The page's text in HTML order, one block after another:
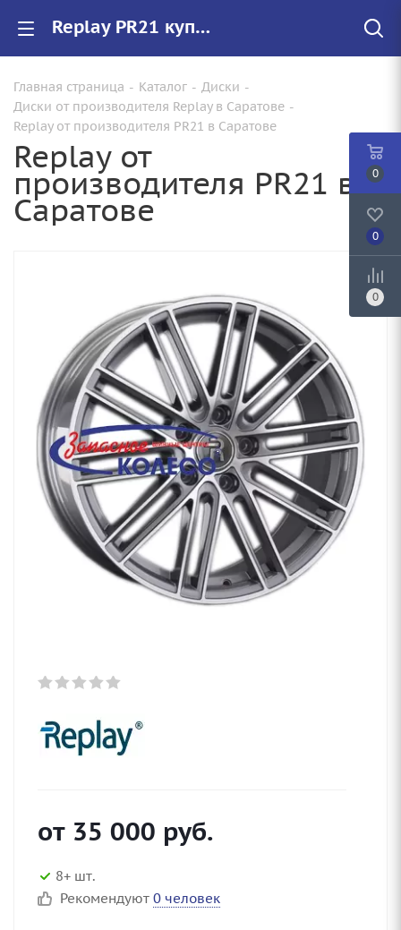
Replay PR21 купить в Саратове, низкие цены на автомобильные диски
Главная страница - Каталог - Диски -
Диски от производителя Replay в Саратове -
Replay от производителя PR21 в Саратове
Replay от
производителя PR21 в
Саратове
от 35 000 руб.
8+ шт.
Рекомендуют 0 человек
0
0
0